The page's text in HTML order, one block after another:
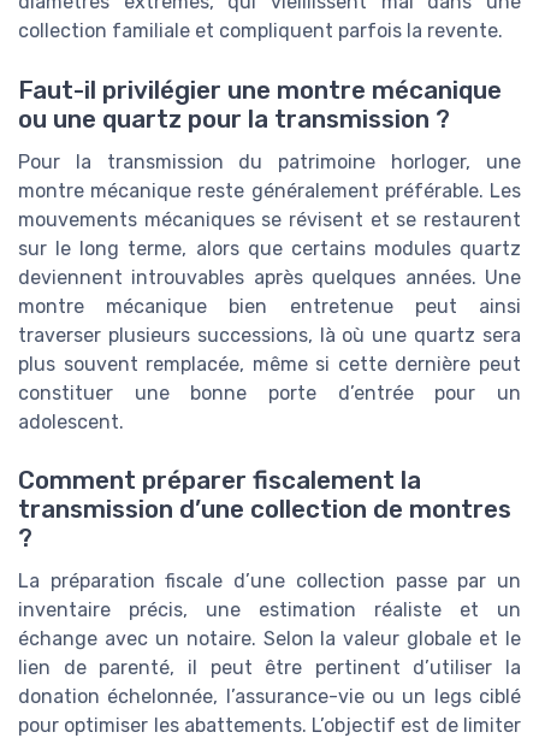
collection familiale et compliquent parfois la revente.
Faut-il privilégier une montre mécanique
ou une quartz pour la transmission ?
Pour la transmission du patrimoine horloger, une
montre mécanique reste généralement préférable. Les
mouvements mécaniques se révisent et se restaurent
sur le long terme, alors que certains modules quartz
deviennent introuvables après quelques années. Une
montre mécanique bien entretenue peut ainsi
traverser plusieurs successions, là où une quartz sera
plus souvent remplacée, même si cette dernière peut
constituer une bonne porte d’entrée pour un
adolescent.
Comment préparer fiscalement la
transmission d’une collection de montres
?
La préparation fiscale d’une collection passe par un
inventaire précis, une estimation réaliste et un
échange avec un notaire. Selon la valeur globale et le
lien de parenté, il peut être pertinent d’utiliser la
donation échelonnée, l’assurance-vie ou un legs ciblé
pour optimiser les abattements. L’objectif est de limiter